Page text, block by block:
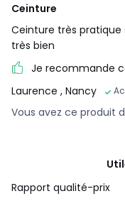
Ceinture
Ceinture très
très bien
Je recommande
Laurence , Nancy
Vous avez ce produit
Rapport qualité-prix